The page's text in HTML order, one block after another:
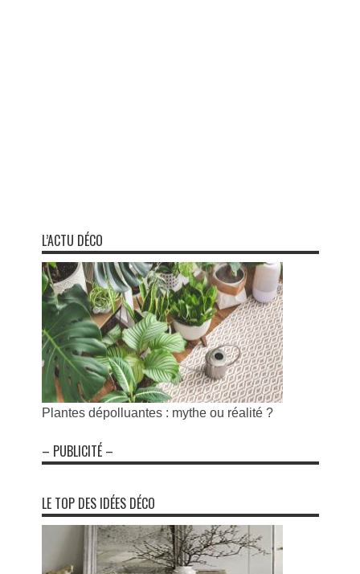
L’ACTU DÉCO
Plantes dépolluantes : mythe ou réalité ?
– PUBLICITÉ –
LE TOP DES IDÉES DÉCO